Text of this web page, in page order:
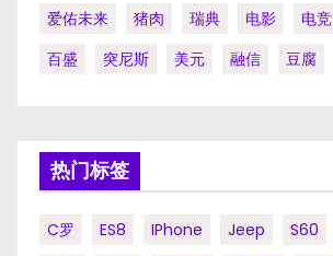
爱佑未来
猪肉 瑞典 电影 电竞
百盛
突尼斯 美元 融信 豆腐
热门标签
C罗 ES8 IPhone Jeep S60